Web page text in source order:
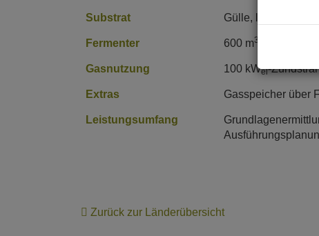
Substrat Gülle,
Fermenter 600 m3
Gasnutzung 100 kWel-
Extras Gasspeicher über
Leistungsumfang
Zurück zur Länderübersicht